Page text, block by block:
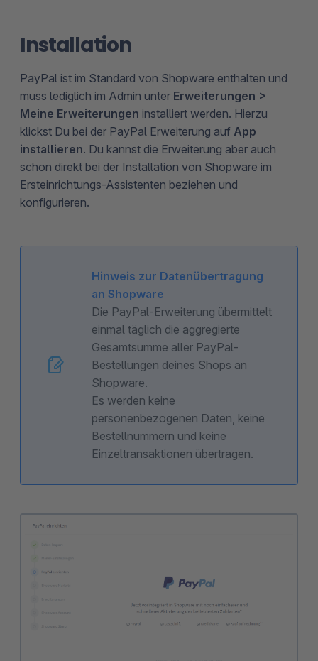
Installation
PayPal ist im Standard von Shopware enthalten und
muss lediglich im Admin unter Erweiterungen >
Meine Erweiterungen installiert werden. Hierzu
klickst Du bei der PayPal Erweiterung auf App
installieren. Du kannst die Erweiterung aber auch
schon direkt bei der Installation von Shopware im
Ersteinrichtungs-Assistenten beziehen und
konfigurieren.
Hinweis zur Datenübertragung
an Shopware
Die PayPal-Erweiterung übermittelt
einmal täglich die aggregierte
Gesamtsumme aller PayPal-
Bestellungen deines Shops an
Shopware.
Es werden keine
personenbezogenen Daten, keine
Bestellnummern und keine
Einzeltransaktionen übertragen.